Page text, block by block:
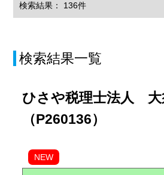
検索結果： 136件
検索結果一覧
ひさや税理士法人
（P260136）
NEW